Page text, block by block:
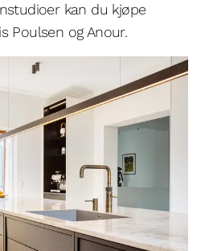
kan du kjøpe
Poulsen og Anour.